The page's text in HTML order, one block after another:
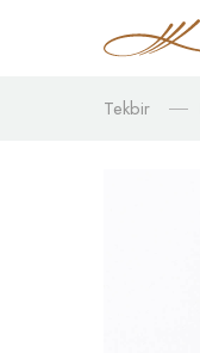
Tekbir